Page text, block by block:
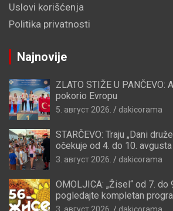
Uslovi korišćenja
Politika privatnosti
Najnovije
ZLATO STIŽE U PANČEVO:
pokorio Evropu
5. август 2026. dakicorama
STARČEVO: Traju „Dani
očekuje od 4. do 10. avgusta
3. август 2026. dakicorama
OMOLJICA: „Žisel“ od 7. do
pogledajte kompletan